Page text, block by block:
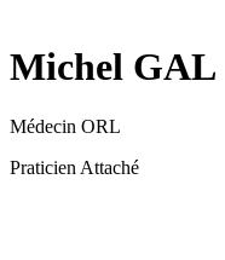
Michel GAL
Médecin ORL
Praticien Attaché